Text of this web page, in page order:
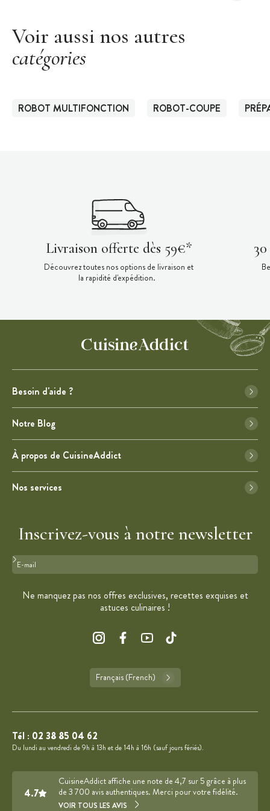
Voir aussi nos autres
catégories
ROBOT MULTIFONCTION ROBOT-COUPE
Livraison offerte dès 59€*
Découvrez toutes nos options de livraison et
la rapidité d'expédition.
Besoin d'aide ?
Notre Blog
À propos de CuisineAddict
Nos services
Inscrivez-vous à notre newsletter
Format : adresse@email.com
Ne manquez pas nos offres exclusives, recettes exquises et
astuces culinaires !
Français (French)
Tél : 02 38 85 04 62
Du lundi au vendredi de 9h à 13h et de 14h à 16h (sauf jours fériés).
4.7
CuisineAddict affiche une note de 4,7 sur 5 grâce à plus
de 3 700 avis authentiques. Merci pour votre fidélité.
VOIR TOUS LES AVIS